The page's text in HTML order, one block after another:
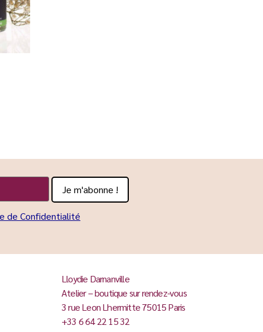
de Confidentialité
Lloydie Darnanville
Atelier – boutique sur rendez-vous
3 rue Leon Lhermitte 75015 Paris
+33 6 64 22 15 32